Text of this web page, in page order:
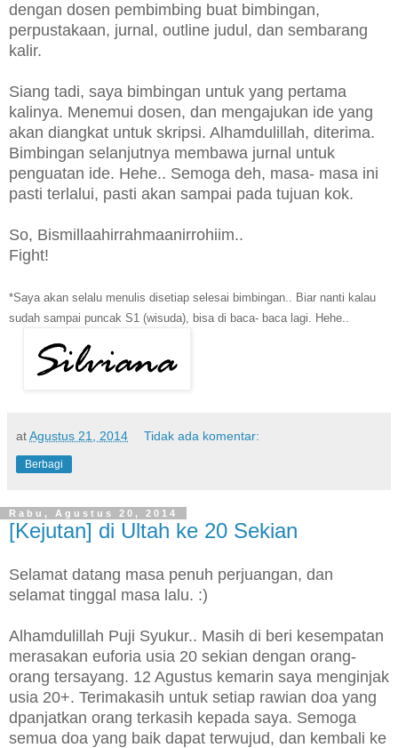
dengan dosen pembimbing buat bimbingan,
perpustakaan, jurnal, outline judul, dan sembarang
kalir.
Siang tadi, saya bimbingan untuk yang pertama
kalinya. Menemui dosen, dan mengajukan ide yang
akan diangkat untuk skripsi. Alhamdulillah, diterima.
Bimbingan selanjutnya membawa jurnal untuk
penguatan ide. Hehe.. Semoga deh, masa- masa ini
pasti terlalui, pasti akan sampai pada tujuan kok.
So, Bismillaahirrahmaanirrohiim..
Fight!
*Saya akan selalu menulis disetiap selesai bimbingan.. Biar nanti kalau
sudah sampai puncak S1 (wisuda), bisa di baca- baca lagi. Hehe..
atAgustus 21, 2014 Tidak ada komentar:
Berbagi
Rabu, Agustus 20, 2014
[Kejutan] di Ultah ke 20 Sekian
Selamat datang masa penuh perjuangan, dan
selamat tinggal masa lalu. :)
Alhamdulillah Puji Syukur.. Masih di beri kesempatan
merasakan euforia usia 20 sekian dengan orang-
orang tersayang. 12 Agustus kemarin saya menginjak
usia 20+. Terimakasih untuk setiap rawian doa yang
dpanjatkan orang terkasih kepada saya. Semoga
semua doa yang baik dapat terwujud, dan kembali ke